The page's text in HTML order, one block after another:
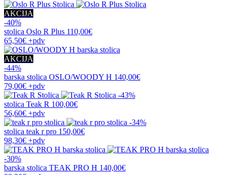
AKCIJA
-40%
stolica Oslo R Plus 110,00€
65,50€ +pdv
AKCIJA
-44%
barska stolica OSLO/WOODY H 140,00€
79,00€ +pdv
-43%
stolica Teak R 100,00€
56,60€ +pdv
-34%
stolica teak r pro 150,00€
98,30€ +pdv
-30%
barska stolica TEAK PRO H 140,00€